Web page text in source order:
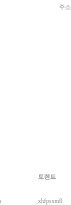
주
토렌트
xhfpsxmfl